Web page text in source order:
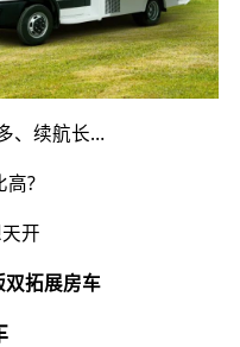
、续航长…
高?
开
双拓展房车